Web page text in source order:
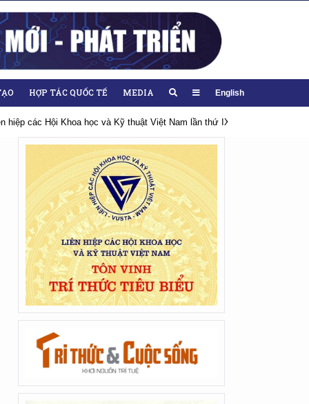
HỢP TÁC QUỐC TẾ MEDIA English
hiệp các Hội Khoa học và Kỹ thuật Việt Nam lần thứ IX, nhiệm kỳ 2026-